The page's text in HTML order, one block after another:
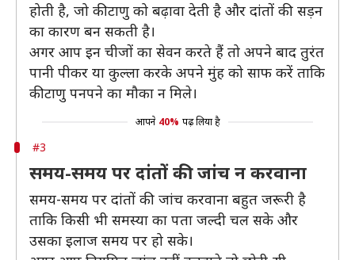
होती है, जो कीटाणु को बढ़ावा देती है और दांतों की सड़न
का कारण बन सकती है।
अगर आप इन चीजों का सेवन करते हैं तो अपने बाद तुरंत
पानी पीकर या कुल्ला करके अपने मुंह को साफ करें ताकि
कीटाणु पनपने का मौका न मिले।
आपने 40% पढ़ लिया है
#3
समय-समय पर दांतों की जांच न करवाना
समय-समय पर दांतों की जांच करवाना बहुत जरूरी है
ताकि किसी भी समस्या का पता जल्दी चल सके और
उसका इलाज समय पर हो सके।